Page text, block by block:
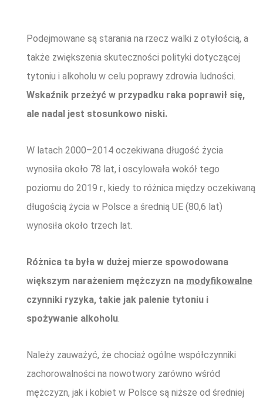
Podejmowane są starania na rzecz walki z otyłością, a
także zwiększenia skuteczności polityki dotyczącej
tytoniu i alkoholu w celu poprawy zdrowia ludności.
Wskaźnik przeżyć w przypadku raka poprawił się,
ale nadal jest stosunkowo niski.
W latach 2000–2014 oczekiwana długość życia
wynosiła około 78 lat, i oscylowała wokół tego
poziomu do 2019 r., kiedy to różnica między oczekiwaną
długością życia w Polsce a średnią UE (80,6 lat)
wynosiła około trzech lat.
Różnica ta była w dużej mierze spowodowana
większym narażeniem mężczyzn na modyfikowalne
czynniki ryzyka, takie jak palenie tytoniu i
spożywanie alkoholu.
Należy zauważyć, że chociaż ogólne współczynniki
zachorowalności na nowotwory zarówno wśród
mężczyzn, jak i kobiet w Polsce są niższe od średniej